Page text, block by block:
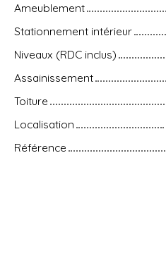
Ameublement
Stationnement intérieur
Niveaux (RDC inclus)
Assainissement
Toiture
Localisation
Référence